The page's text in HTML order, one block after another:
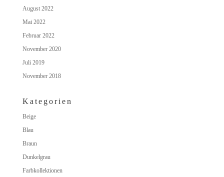
August 2022
Mai 2022
Februar 2022
November 2020
Juli 2019
November 2018
Kategorien
Beige
Blau
Braun
Dunkelgrau
Farbkollektionen